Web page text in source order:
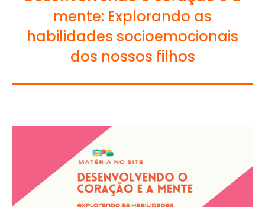
mente: Explorando as
habilidades socioemocionais
dos nossos filhos